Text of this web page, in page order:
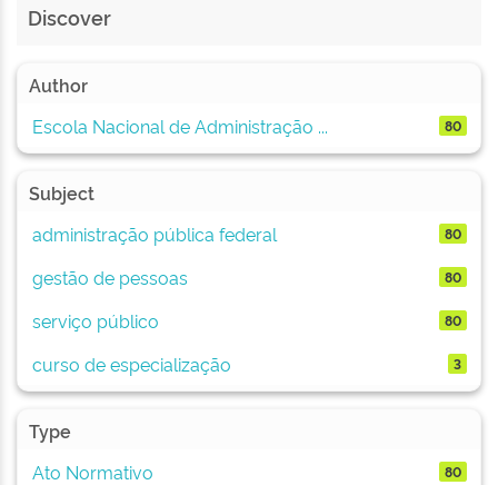
Discover
Author
Escola Nacional de Administração ...
80
Subject
administração pública federal
80
gestão de pessoas 80
serviço público 80
curso de especialização 3
Type
Ato Normativo
80